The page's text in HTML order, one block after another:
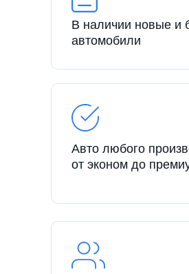
В наличии новые и
автомобили
Авто любого
от эконом до